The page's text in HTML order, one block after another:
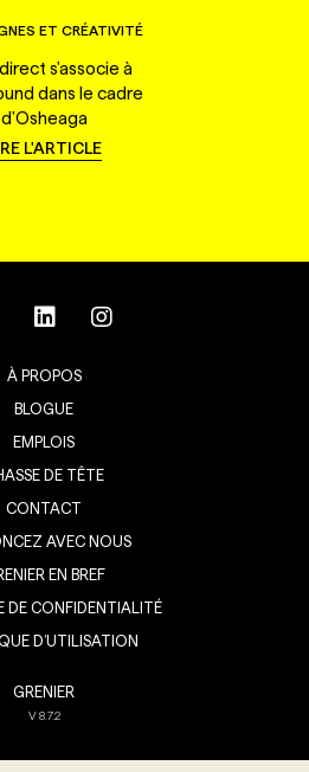
ET CRÉATIVITÉ
s'associe à
dans le cadre
d'Osheaga
L'ARTICLE
À PROPOS
BLOGUE
EMPLOIS
DE TÊTE
CONTACT
AVEC NOUS
EN BREF
DE CONFIDENTIALITÉ
D’UTILISATION
GRENIER
V8.7.2